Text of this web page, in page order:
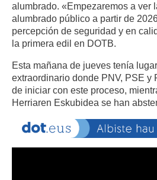
alumbrado. «Empezaremos a ver
alumbrado público a partir de
percepción de seguridad y en
la primera edil en DOTB.
Esta mañana de jueves tenía
extraordinario donde PNV, PSE y
de iniciar con este proceso,
Herriaren Eskubidea se han